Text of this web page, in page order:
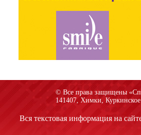
© Все права защищены
141407, Химки,
Вся текстовая информация на